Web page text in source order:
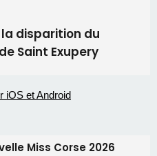
disparition du
Saint Exupery
Miss Corse 2026